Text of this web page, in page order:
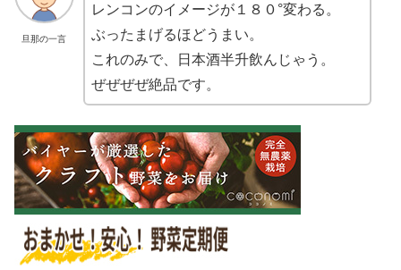
旦那の一言
レンコンのイメージが１８０°変わる。
ぶったまげるほどうまい。
これのみで、日本酒半升飲んじゃう。
ぜぜぜぜ絶品です。